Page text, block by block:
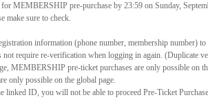
MEMBERSHIP pre-purchase by 23:59 on Sunday,
make sure to check.
information (phone number, membership number) to
require re-verification when logging in again. (Duplicate
MEMBERSHIP pre-ticket purchases are only possible on
only possible on the global page.
ID, you will not be able to proceed Pre-Ticket